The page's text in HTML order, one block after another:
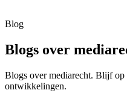
Blog
Blogs over
Blogs over mediarecht. Blijf op
ontwikkelingen.